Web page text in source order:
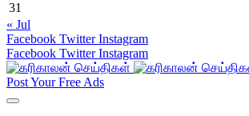
31
« Jul
Facebook Twitter Instagram
Facebook Twitter Instagram
Post Your Free Ads